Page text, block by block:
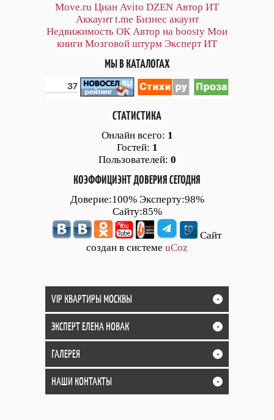
Move.ru Циан Avito DZEN Автор ИТ
Аккаунт t.me Бизнес акаунт
Недвижимость ОК Автор на boosty Мои
книги Мозговой штурм Эксперт ИТ
МЫ В КАТАЛОГАХ
СТАТИСТИКА
Онлайн всего: 1
Гостей: 1
Пользователей: 0
КОЭФФИЦИЭНТ ДОВЕРИЯ СЕГОДНЯ
Доверие:100% Эксперту:98%
Сайту:85%
Сайт
создан в системе uCoz
VIP КВАРТИРЫ МОСКВЫ +
ЭКСПЕРТ ЕЛЕНА НОВАК +
ГАЛЕРЕЯ +
НАШИ КОНТАКТЫ +